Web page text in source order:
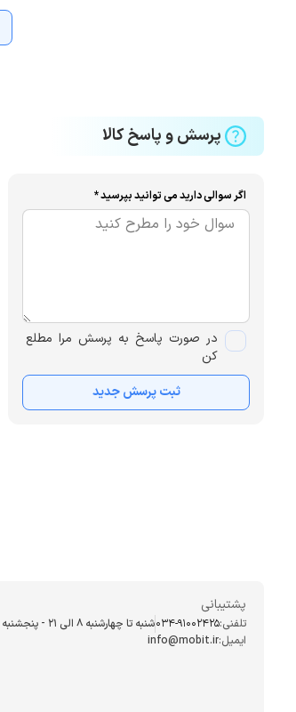
پرسش و پاسخ کالا
اگر سوالی دارید می توانید بپرسید *
در صورت پاسخ به پرسش مرا مطلع
کن
ثبت پرسش جدید
پشتیبانی
تلفنی:034-91002425شنبه تا چهارشنبه ۸ الی ۲۱ - پنجشنبه 8 الی ۲۰:۳۰
ایمیل:info@mobit.ir